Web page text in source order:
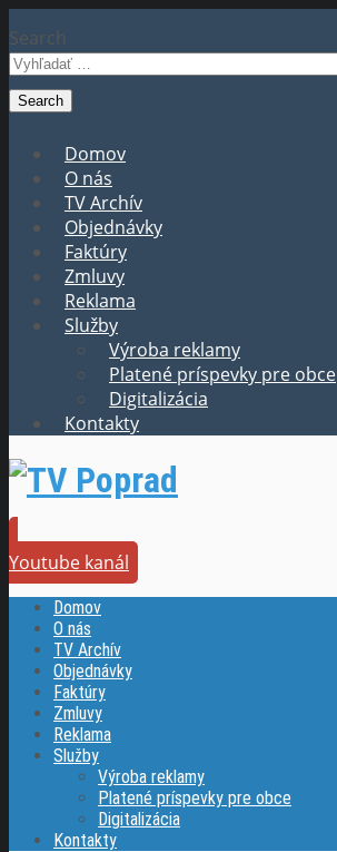
Search
Domov
O nás
TV Archív
Objednávky
Faktúry
Zmluvy
Reklama
Služby
Výroba reklamy
Platené príspevky pre obce
Digitalizácia
Kontakty
Youtube kanál
Domov
O nás
TV Archív
Objednávky
Faktúry
Zmluvy
Reklama
Služby
Výroba reklamy
Platené príspevky pre obce
Digitalizácia
Kontakty